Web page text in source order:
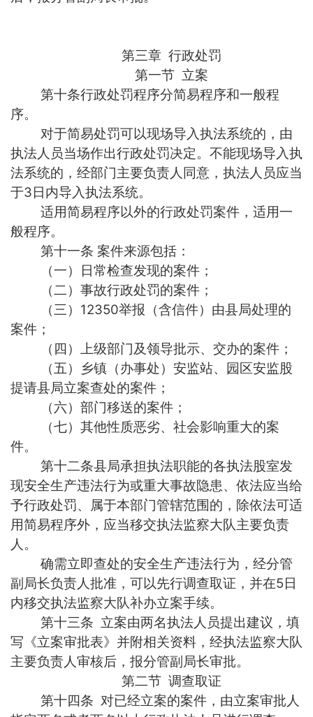
第三章 行政处罚
第一节 立案
第十条行政处罚程序分简易程序和一般程
序。
对于简易处罚可以现场导入执法系统的，由
执法人员当场作出行政处罚决定。不能现场导入执
法系统的，经部门主要负责人同意，执法人员应当
于3日内导入执法系统。
适用简易程序以外的行政处罚案件，适用一
般程序。
第十一条 案件来源包括：
（一）日常检查发现的案件；
（二）事故行政处罚的案件；
（三）12350举报（含信件）由县局处理的
案件；
（四）上级部门及领导批示、交办的案件；
（五）乡镇（办事处）安监站、园区安监股
提请县局立案查处的案件；
（六）部门移送的案件；
（七）其他性质恶劣、社会影响重大的案
件。
第十二条县局承担执法职能的各执法股室发
现安全生产违法行为或重大事故隐患、依法应当给
予行政处罚、属于本部门管辖范围的，除依法可适
用简易程序外，应当移交执法监察大队主要负责
人。
确需立即查处的安全生产违法行为，经分管
副局长负责人批准，可以先行调查取证，并在5日
内移交执法监察大队补办立案手续。
第十三条 立案由两名执法人员提出建议，填
写《立案审批表》并附相关资料，经执法监察大队
主要负责人审核后，报分管副局长审批。
第二节 调查取证
第十四条 对已经立案的案件，由立案审批人